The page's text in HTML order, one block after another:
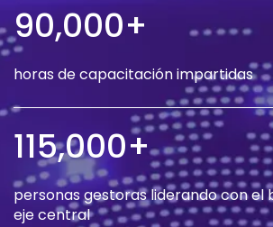
90,000+
horas de capacitación impartidas
115,000+
personas gestoras liderando con el
eje central